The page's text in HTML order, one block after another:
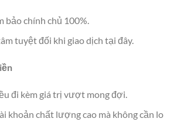
bảo chính chủ 100%.
tuyệt đối khi giao dịch tại đây.
đi kèm giá trị vượt mong đợi.
khoản chất lượng cao mà không cần lo